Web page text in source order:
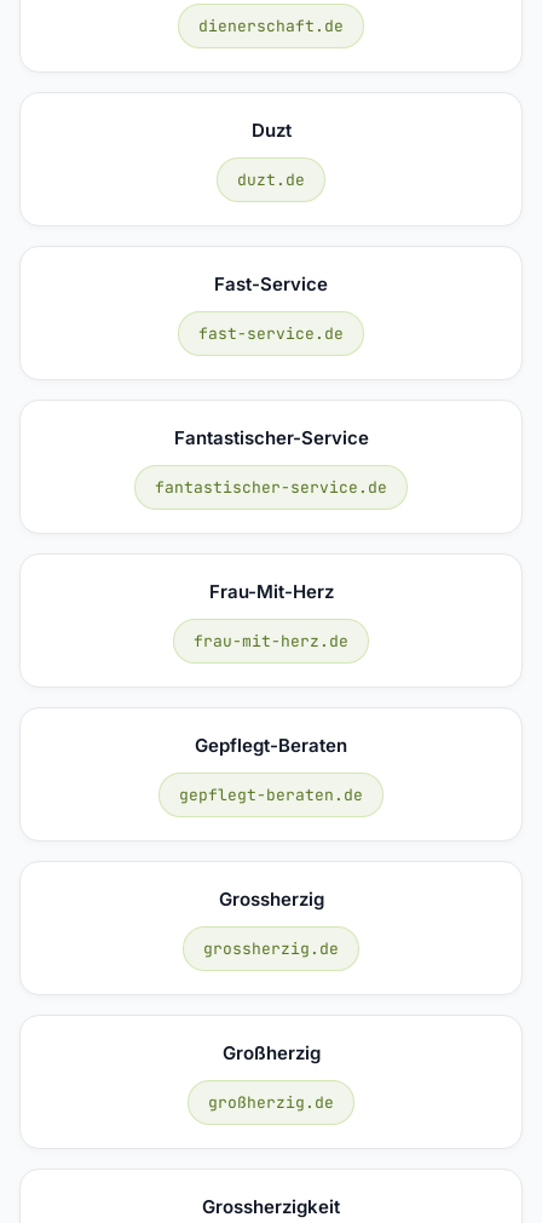
dienerschaft.de
Duzt
duzt.de
Fast-Service
fast-service.de
Fantastischer-Service
fantastischer-service.de
Frau-Mit-Herz
frau-mit-herz.de
Gepflegt-Beraten
gepflegt-beraten.de
Grossherzig
grossherzig.de
Großherzig
großherzig.de
Grossherzigkeit